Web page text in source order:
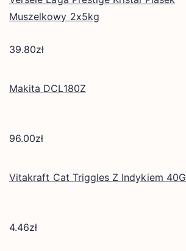
Muszelkowy 2x5kg
39.80zł
Makita DCL180Z
96.00zł
Vitakraft Cat Triggles Z Indykiem 40G
4.46zł